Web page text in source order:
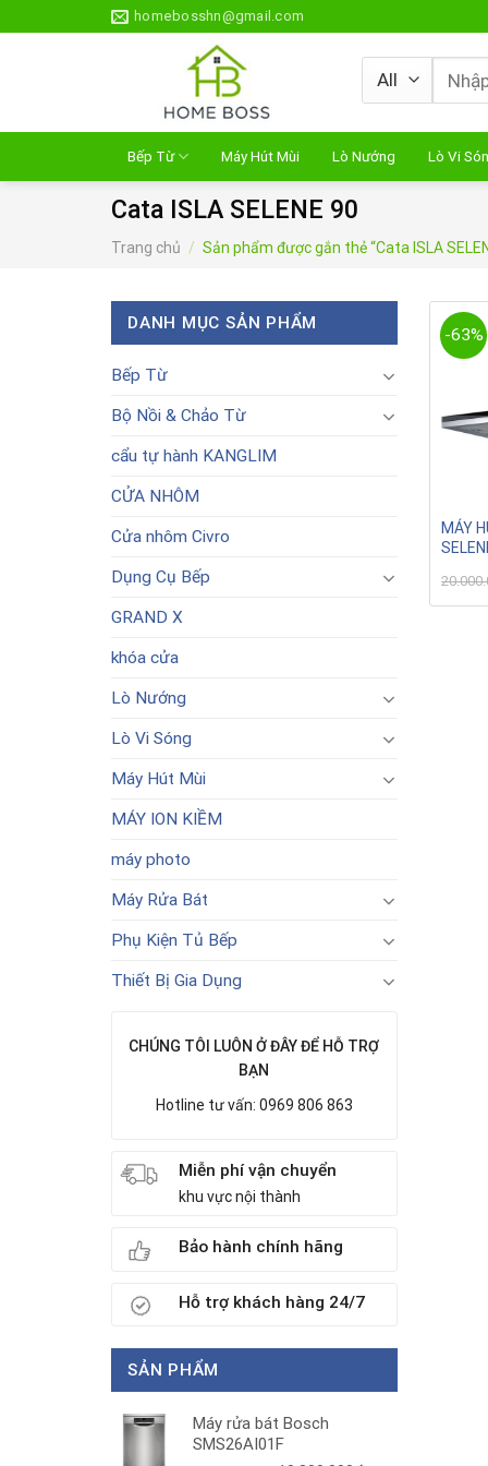
to
homebosshn@gmail.com
Tìm
kiếm:
Bếp Từ Máy Hút Mùi Lò Nướng Lò Vi
Cata ISLA SELENE 90
Trang chủ / Sản phẩm được gắn thẻ “Cata ISLA
DANH MỤC SẢN PHẨM
Bếp Từ
Bộ Nồi & Chảo Từ
cẩu tự hành KANGLIM
CỬA NHÔM
Cửa nhôm Civro
Dụng Cụ Bếp
GRAND X
khóa cửa
Lò Nướng
Lò Vi Sóng
Máy Hút Mùi
MÁY ION KIỀM
máy photo
Máy Rửa Bát
Phụ Kiện Tủ Bếp
Thiết Bị Gia Dụng
CHÚNG TÔI LUÔN Ở ĐÂY ĐỂ HỖ TRỢ
BẠN
Hotline tư vấn: 0969 806 863
Miễn phí vận chuyển
khu vực nội thành
Bảo hành chính hãng
Hỗ trợ khách hàng 24/7
SẢN PHẨM
Máy rửa bát Bosch
SMS26AI01F
-63%
MÁY